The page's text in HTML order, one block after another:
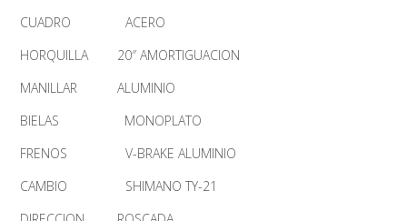
CUADRO ACERO
HORQUILLA 20″ AMORTIGUACION
MANILLAR ALUMINIO
BIELAS MONOPLATO
FRENOS V-BRAKE ALUMINIO
CAMBIO SHIMANO TY-21